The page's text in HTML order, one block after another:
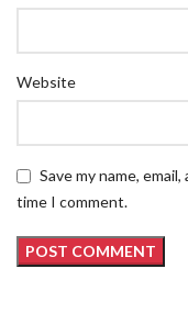
Website
Save my name,
time I comment.